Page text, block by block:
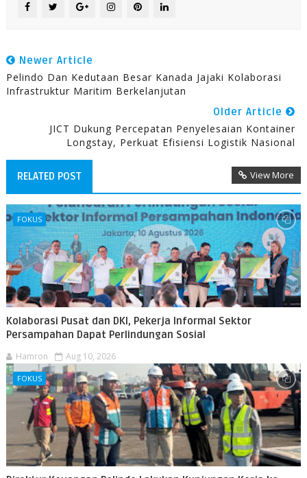
Newer Article
Pelindo Dan Kedutaan Besar Kanada Jajaki Kolaborasi
Infrastruktur Maritim Berkelanjutan
Older Article
JICT Dukung Percepatan Penyelesaian Kontainer
Longstay, Perkuat Efisiensi Logistik Nasional
RELATED POST View More
FOKUS
Kolaborasi Pusat dan DKI, Pekerja Informal Sektor
Persampahan Dapat Perlindungan Sosial
Hamron Aug 10, 2026
FOKUS